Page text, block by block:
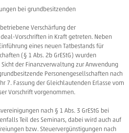
bei grundbesitzenden
Verschärfung der
Vorschriften in Kraft getreten. Neben
eines neuen Tatbestands für
(§ 1 Abs. 2b GrEStG) wurden
der Finanzverwaltung zur Anwendung
Personengesellschaften nach
7. Fassung der Gleichlautenden Erlasse vom
Vorschrift vorgenommen.
nach § 1 Abs. 3 GrEStG bei
Teil des Seminars, dabei wird auch auf
bzw. Steuervergünstigungen nach